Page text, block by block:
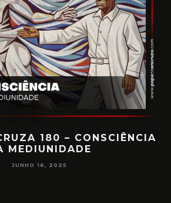
180 – CONSCIÊNCIA
MEDIUNIDADE
JUNHO 16, 2025